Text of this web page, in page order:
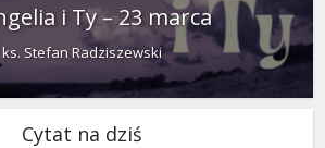
i Ty – 23 marca
ks. Stefan Radziszewski
Cytat na dziś